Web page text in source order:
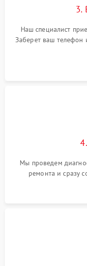
3.
Наш специалист
Заберет ваш телефон
Мы проведем
ремонта и сразу